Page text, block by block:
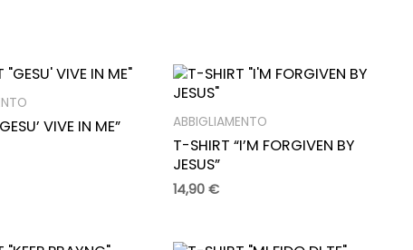
VIVE IN ME” ABBIGLIAMENTO
T-SHIRT “I’M FORGIVEN BY
JESUS”
14,90€